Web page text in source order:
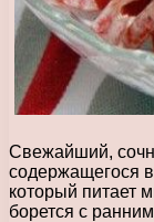
Свежайший,
содержащегося
который питает
борется с